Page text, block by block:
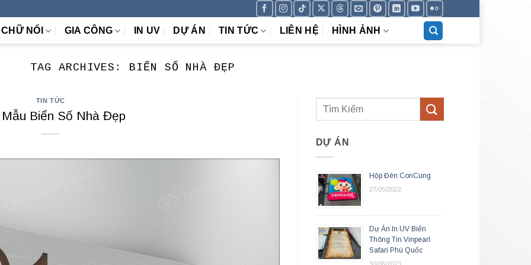
CHỮ NỔI GIA CÔNG IN UV DỰ ÁN TIN TỨC LIÊN HỆ HÌNH ẢNH
TAG ARCHIVES: BIỂN SỐ NHÀ ĐẸP
TIN TỨC
Biển Số Nhà Đẹp
DỰ ÁN
Hộp Đèn ConCung
27/05/2022
Dự Án In UV Biển
Thông Tin Vinpearl
Safari Phú Quốc